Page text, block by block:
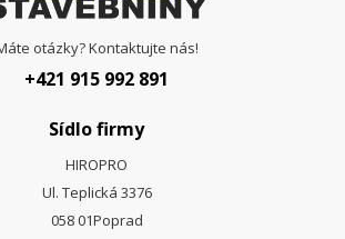
otázky? Kontaktujte nás!
+421 915 992 891
Sídlo firmy
HIROPRO
Ul. Teplická 3376
058 01Poprad